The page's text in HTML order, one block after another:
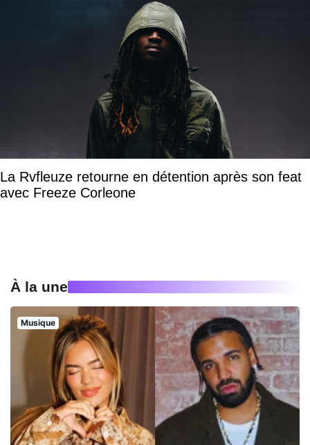
La Rvfleuze retourne en détention après son feat
avec Freeze Corleone
À la une
Musique